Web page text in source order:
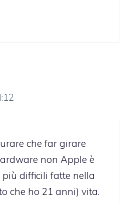
che far girare
non Apple è
più difficili fatte nella
che ho 21 anni) vita.